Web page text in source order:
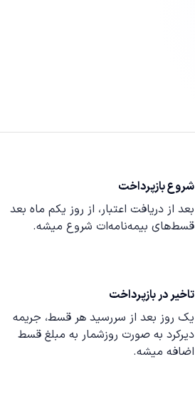
شروع بازپرداخت
بعد از دریافت اعتبار، از روز یکم ماه بعد
قسط‌های بیمه‌نامه‌ات شروع میشه.
تاخیر در بازپرداخت
یک روز بعد از سررسید هر قسط، جریمه
دیرکرد به صورت روزشمار به مبلغ قسط
اضافه میشه.